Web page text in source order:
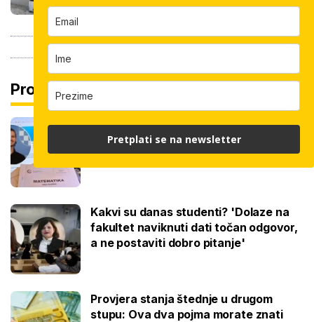
Pročitaj još
Na maturi ostvarili 100 posto iz
potpuno različitih predmeta: Stižu iz
iste škole, a evo gdje nastavljaju
Kakvi su danas studenti? 'Dolaze na
fakultet naviknuti dati točan odgovor,
a ne postaviti dobro pitanje'
Provjera stanja štednje u drugom
stupu: Ova dva pojma morate znati
Pretplati se na newsletter